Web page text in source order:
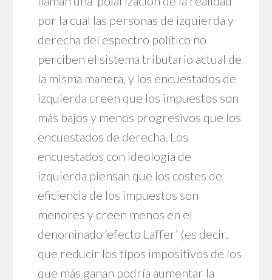
por la cual las personas de izquierda y
derecha del espectro político no
perciben el sistema tributario actual de
la misma manera, y los encuestados de
izquierda creen que los impuestos son
más bajos y menos progresivos que los
encuestados de derecha. Los
encuestados con ideología de
izquierda piensan que los costes de
eficiencia de los impuestos son
menores y creen menos en el
denominado ‘efecto Laffer’ (es decir,
que reducir los tipos impositivos de los
que más ganan podría aumentar la